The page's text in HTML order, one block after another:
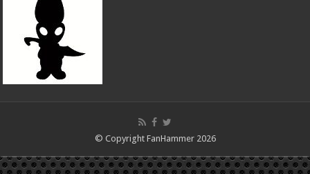
© Copyright FanHammer 2026